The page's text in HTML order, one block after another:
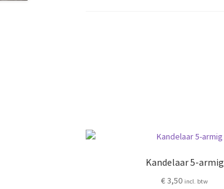
Kandelaar 5-armig
€3,50 incl. btw